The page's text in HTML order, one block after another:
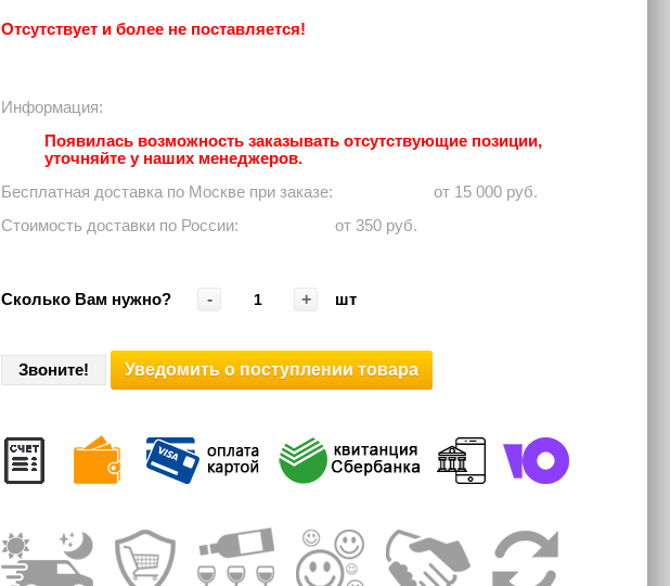
Отсутствует и более не поставляется!
Информация:⠀⠀⠀⠀
Появилась возможность заказывать отсутствующие позиции,
уточняйте у наших менеджеров.
Бесплатная доставка по Москве при заказе: ⠀⠀⠀⠀
от 15 000 руб.
Стоимость доставки по России:⠀⠀⠀⠀
от 350 руб.
Сколько Вам нужно? - + шт
Звоните! Уведомить о поступлении товара